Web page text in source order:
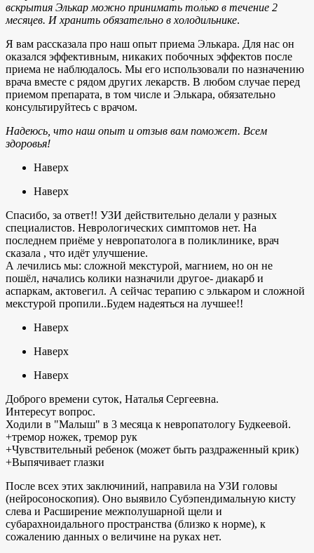
вскрытия Элькар можно принимать только в течение 2
месяцев. И хранить обязательно в холодильнике.
Я вам рассказала про наш опыт приема Элькара. Для нас он
оказался эффективным, никаких побочных эффектов после
приема не наблюдалось. Мы его использовали по назначению
врача вместе с рядом других лекарств. В любом случае перед
приемом препарата, в том числе и Элькара, обязательно
консультируйтесь с врачом.
Надеюсь, что наш опыт и отзыв вам поможет. Всем
здоровья!
Наверх
Наверх
Спасибо, за ответ!! УЗИ действительно делали у разных
специалистов. Неврологических симптомов нет. На
последнем приёме у невропатолога в поликлинике, врач
сказала , что идёт улучшение.
А лечились мы: сложной мекстурой, магнием, но он не
пошёл, начались колики назначили другое- диакарб и
аспаркам, актовегил. А сейчас терапию с элькаром и сложной
мекстурой пропили..Будем надеяться на лучшее!!
Наверх
Наверх
Наверх
Доброго времени суток, Наталья Сергеевна.
Интересут вопрос.
Ходили в "Малыш" в 3 месяца к невропатологу Будкеевой.
+тремор ножек, тремор рук
+Чувствительный ребенок (может быть раздраженный крик)
+Выпячивает глазки
После всех этих заключиний, направила на УЗИ головы
(нейросоноскопия). Оно выявило Субэпендимальную кисту
слева и Расширение межполушарной щели и
субарахноидального пространства (близко к норме), к
сожалению данных о величине на руках нет.